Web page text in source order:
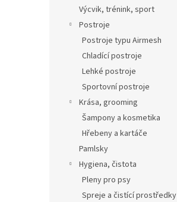
Výcvik, trénink, sport
Postroje
Postroje typu Airmesh
Chladící postroje
Lehké postroje
Sportovní postroje
Krása, grooming
Šampony a kosmetika
Hřebeny a kartáče
Pamlsky
Hygiena, čistota
Pleny pro psy
Spreje a čistící prostředky